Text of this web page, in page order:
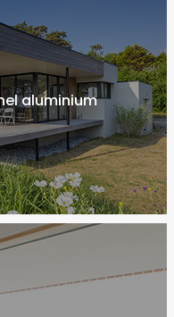
aluminium